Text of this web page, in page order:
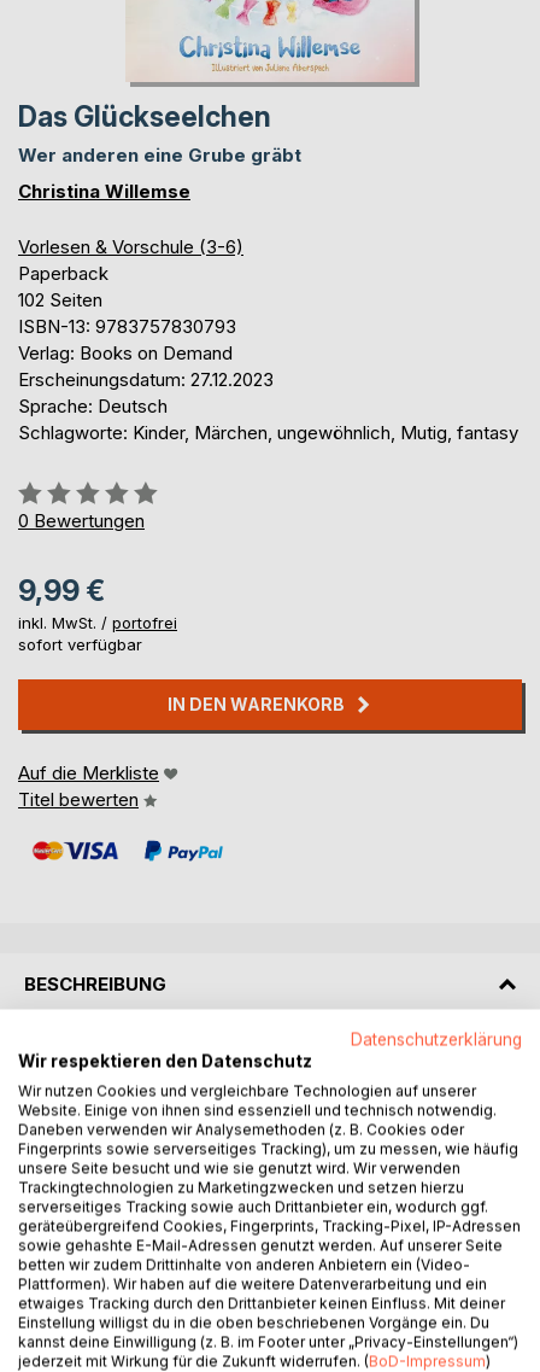
Das Glückseelchen
Wer anderen eine Grube gräbt
Christina Willemse
Vorlesen & Vorschule (3-6)
Paperback
102 Seiten
ISBN-13: 9783757830793
Verlag: Books on Demand
Erscheinungsdatum: 27.12.2023
Sprache: Deutsch
Schlagworte: Kinder, Märchen, ungewöhnlich, Mutig, fantasy
Bewertung::
0%
0 Bewertungen
9,99 €
inkl. MwSt. / portofrei
sofort verfügbar
IN DEN WARENKORB
Auf die Merkliste
Titel bewerten
BESCHREIBUNG
Hallo, ich bin das Glückseelchen, und das ist mein treuer
Begleiter, das Glücksherz. In meiner Welt haben das
Glücksherz und ich eine wichtige Aufgabe. Welche das ist
und welches Abenteuer wir erlebt haben, erfahrt ihr in
diesem Buch. Ich möchte euch von einem sehr
ungewöhnlichen Drachenhund und einer sehr tapferen
Maus erzählen. Zusammen haben wir ein großes und
spannendes Abenteuer erlebt. Erfahrt, wie eine kleine
Maus über sich hinauswächst und wie ein fieser Bösewicht
seine gerechte Strafe bekommt. Lernt Hicks den
Drachenhund kennen, der so ganz anders ist als alle
anderen Drachenhunde. Seid gewiss, dass das alte
Sprichwort "Wer anderen eine Grube gräbt, fällt selbst
Datenschutzerklärung
Wir respektieren den Datenschutz
Wir nutzen Cookies und vergleichbare Technologien auf unserer
Website. Einige von ihnen sind essenziell und technisch notwendig.
Daneben verwenden wir Analysemethoden (z. B. Cookies oder
Fingerprints sowie serverseitiges Tracking), um zu messen, wie häufig
unsere Seite besucht und wie sie genutzt wird. Wir verwenden
Trackingtechnologien zu Marketingzwecken und setzen hierzu
serverseitiges Tracking sowie auch Drittanbieter ein, wodurch ggf.
geräteübergreifend Cookies, Fingerprints, Tracking-Pixel, IP-Adressen
sowie gehashte E-Mail-Adressen genutzt werden. Auf unserer Seite
betten wir zudem Drittinhalte von anderen Anbietern ein (Video-
Plattformen). Wir haben auf die weitere Datenverarbeitung und ein
etwaiges Tracking durch den Drittanbieter keinen Einfluss. Mit deiner
Einstellung willigst du in die oben beschriebenen Vorgänge ein. Du
kannst deine Einwilligung (z. B. im Footer unter „Privacy-Einstellungen“)
jederzeit mit Wirkung für die Zukunft widerrufen. (BoD-Impressum)